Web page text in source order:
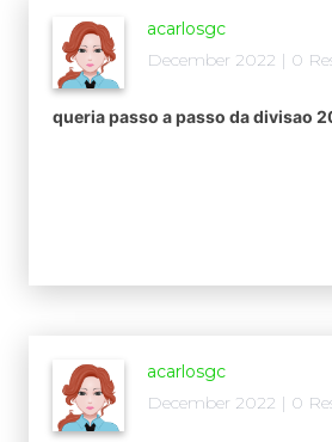
acarlosgc
December 2022 | 0
queria passo a passo da divisao
acarlosgc
December 2022 | 0